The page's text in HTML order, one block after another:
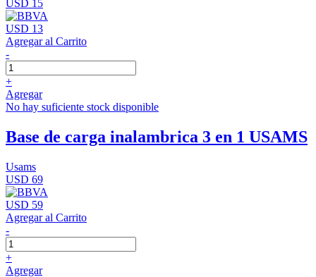
USD 15
USD 13
Agregar al Carrito
-
+
Agregar
No hay suficiente stock disponible
Base de carga inalambrica 3 en 1 USAMS
Usams
USD 69
USD 59
Agregar al Carrito
-
+
Agregar